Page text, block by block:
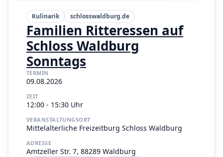
Kulinarik schlosswaldburg.de
Familien Ritteressen auf
Schloss Waldburg
Sonntags
TERMIN
09.08.2026
ZEIT
12:00 - 15:30 Uhr
VERANSTALTUNGSORT
Mittelalterliche Freizeitburg Schloss Waldburg
ADRESSE
Amtzeller Str. 7, 88289 Waldburg